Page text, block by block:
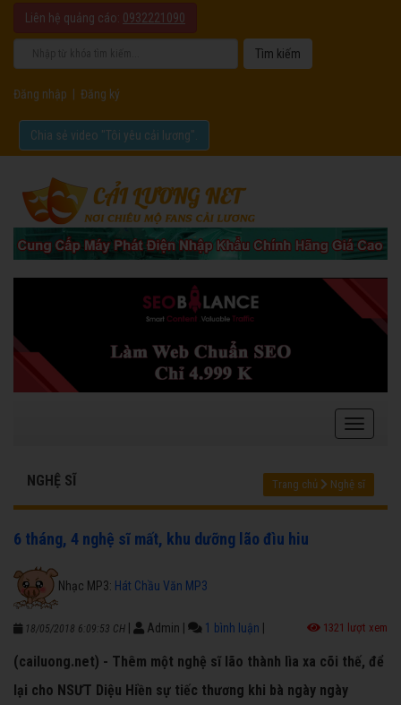
Liên hệ quảng cáo: 0932221090
Đăng nhập Đăng ký
Chia sẻ video "Tôi yêu cải lương".
NGHỆ SĨ Trang chủ Nghệ sĩ
6 tháng, 4 nghệ sĩ mất, khu dưỡng lão đìu hiu
Nhạc MP3: Hát Chầu Văn MP3
18/05/2018 6:09:53 CH Admin 1 bình luận 1321 lượt xem
(cailuong.net) - Thêm một nghệ sĩ lão thành lìa xa cõi thế, để
lại cho NSƯT Diệu Hiền sự tiếc thương khi bà ngày ngày